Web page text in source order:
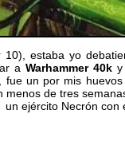
estaba yo
aWarhammer 40ky
fue un por mis
de tres
ejército Necrón con